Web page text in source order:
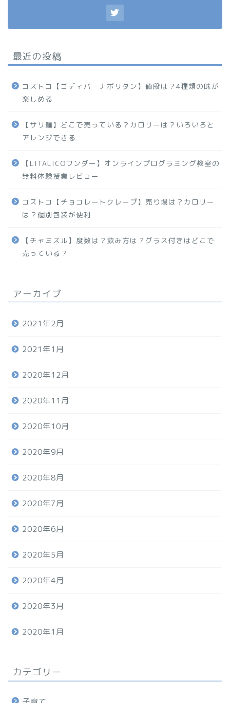
最近の投稿
コストコ【ゴディバ ナポリタン】値段は？4種類の味が
楽しめる
【サリ麺】どこで売っている？カロリーは？いろいろと
アレンジできる
【LITALICOワンダー】オンラインプログラミング教室の
無料体験授業レビュー
コストコ【チョコレートクレープ】売り場は？カロリー
は？個別包装が便利
【チャミスル】度数は？飲み方は？グラス付きはどこで
売っている？
アーカイブ
2021年2月
2021年1月
2020年12月
2020年11月
2020年10月
2020年9月
2020年8月
2020年7月
2020年6月
2020年5月
2020年4月
2020年3月
2020年1月
カテゴリー